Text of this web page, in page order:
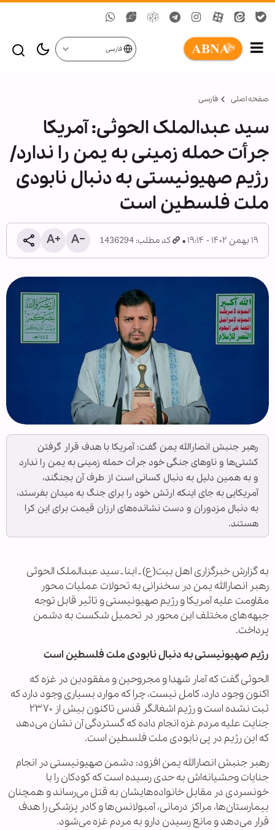
فارسی
صفحه اصلی فارسی
سید عبدالملک الحوثی: آمریکا
جرأت حمله زمینی به یمن را ندارد/
رژیم صهیونیستی به دنبال نابودی
ملت فلسطین است
۱۹ بهمن ۱۴۰۲ - ۱۹:۱۴ کد مطلب: 1436294
رهبر جنبش انصارالله یمن گفت: آمریکا با هدف قرار گرفتن
کشتی‌ها و ناوهای جنگی خود جرأت حمله زمینی به یمن را ندارد
و به همین دلیل به دنبال کسانی است از طرف آن بجنگند،
آمریکایی به جای اینکه ارتش خود را برای جنگ به میدان بفرستد،
به دنبال مزدوران و دست نشانده‌های ارزان قیمت برای این کرا
هستند.
به گزارش خبرگزاری اهل بیت(ع) ـ ابنا ـ سید عبدالملک الحوثی
رهبر انصارالله یمن در سخنرانی به تحولات عملیات محور
مقاومت علیه آمریکا و رژیم صهیونیستی و تاثیر قابل توجه
جبهه‌های مختلف این محور در تحمیل شکست به دشمن
پرداخت.
رژیم صهیونیستی به دنبال نابودی ملت فلسطین است
الحوثی گفت که آمار شهدا و مجروحین و مفقودین در غزه که
اکنون وجود دارد، کامل نیست، چرا که موارد بسیاری وجود دارد که
ثبت نشده است و رژیم اشغالگر قدس تاکنون بیش از ۲۳۷۰
جنایت علیه مردم غزه انجام داده که گستردگی آن نشان می‌دهد
که این رژیم در پی نابودی ملت فلسطین است.
رهبر جنبش انصارالله یمن افزود: دشمن صهیونیستی در انجام
جنایات وحشیانه‌اش به حدی رسیده است که کودکان را با
خونسردی در مقابل خانواده‌هایشان به قتل می‌رساند و همچنان
بیمارستان‌ها، مراکز درمانی، آمبولانس‌ها و کادر پزشکی را هدف
قرار می‌دهد و مانع رسیدن دارو به مردم غزه می‌شود.